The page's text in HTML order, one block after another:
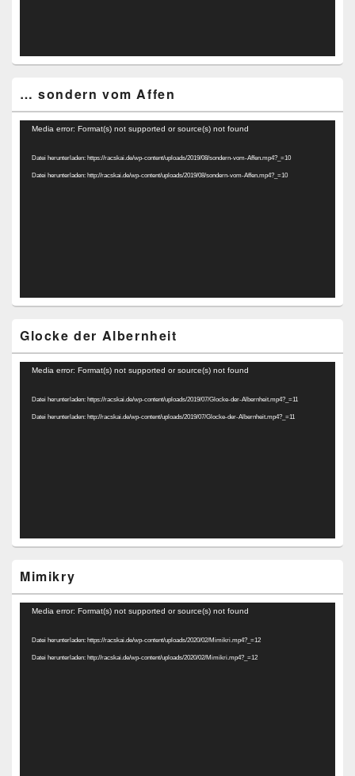
… sondern vom Affen
Video-
Media error: Format(s) not supported or source(s) not found
Datei herunterladen: https://racskai.de/wp-content/uploads/2019/08/sondern-vom-Affen.mp4?_=10
Datei herunterladen: http://racskai.de/wp-content/uploads/2019/08/sondern-vom-Affen.mp4?_=10
Glocke der Albernheit
Video-
Media error: Format(s) not supported or source(s) not found
Datei herunterladen: https://racskai.de/wp-content/uploads/2019/07/Glocke-der-Albernheit.mp4?_=11
Datei herunterladen: http://racskai.de/wp-content/uploads/2019/07/Glocke-der-Albernheit.mp4?_=11
Mimikry
Video-
Media error: Format(s) not supported or source(s) not found
Datei herunterladen: https://racskai.de/wp-content/uploads/2020/02/Mimikri.mp4?_=12
Datei herunterladen: http://racskai.de/wp-content/uploads/2020/02/Mimikri.mp4?_=12